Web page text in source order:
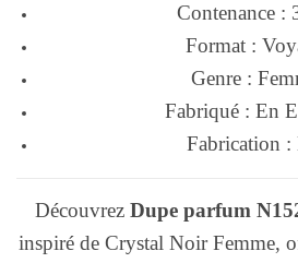
Contenance :
Format :
Genre :
Fabriqué : En
Fabrication :
Découvrez Dupe parfum
inspiré de Crystal Noir Femme,